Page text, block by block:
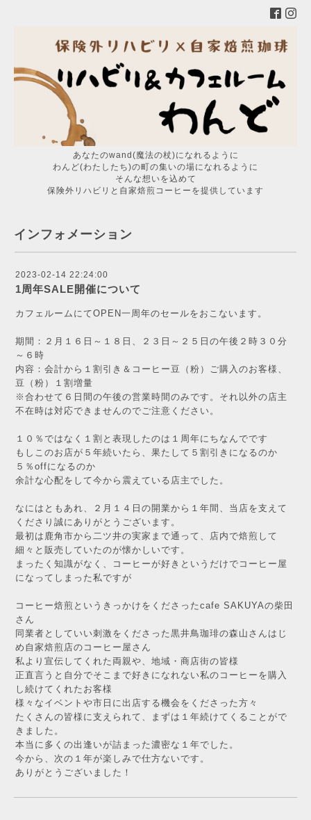
あなたのwand(魔法の杖)になれるように
わんど(わたしたち)の町の集いの場になれるように
そんな想いを込めて
保険外リハビリと自家焙煎コーヒーを提供しています
インフォメーション
2023-02-14 22:24:00
1周年SALE開催について
カフェルームにてOPEN一周年のセールをおこないます。
期間：２月１６日～１８日、２３日～２５日の午後２時３０分
～６時
内容：会計から１割引き＆コーヒー豆（粉）ご購入のお客様、
豆（粉）１割増量
※合わせて６日間の午後の営業時間のみです。それ以外の店主
不在時は対応できませんのでご注意ください。
１０％ではなく１割と表現したのは１周年にちなんでです
もしこのお店が５年続いたら、果たして５割引きになるのか
５％offになるのか
余計な心配をして今から震えている店主でした。
なにはともあれ、２月１４日の開業から１年間、当店を支えて
くださり誠にありがとうございます。
最初は鹿角市から二ツ井の実家まで通って、店内で焙煎して
細々と販売していたのが懐かしいです。
まったく知識がなく、コーヒーが好きというだけでコーヒー屋
になってしまった私ですが
コーヒー焙煎というきっかけをくださったcafe SAKUYAの柴田
さん
同業者としていい刺激をくださった黒井鳥珈琲の森山さんはじ
め自家焙煎店のコーヒー屋さん
私より宣伝してくれた両親や、地域・商店街の皆様
正直言うと自分でそこまで好きになれない私のコーヒーを購入
し続けてくれたお客様
様々なイベントや市日に出店する機会をくださった方々
たくさんの皆様に支えられて、まずは１年続けてくることがで
きました。
本当に多くの出逢いが詰まった濃密な１年でした。
今から、次の１年が楽しみで仕方ないです。
ありがとうございました！